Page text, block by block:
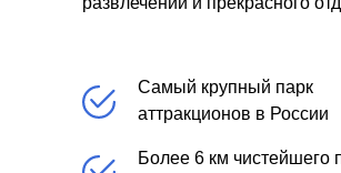
Самый крупный парк
аттракционов в России
Более 6 км чистейшего